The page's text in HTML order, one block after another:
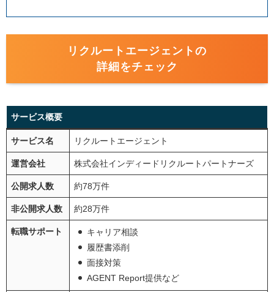
リクルートエージェントの
詳細をチェック
サービス概要
サービス名 リクルートエージェント
運営会社 株式会社インディードリクルートパートナーズ
公開求人数 約78万件
非公開求人数 約28万件
転職サポート
キャリア相談
履歴書添削
面接対策
AGENT Report提供など